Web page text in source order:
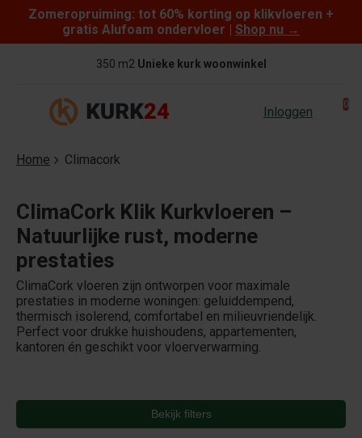
Skip to content
Zomeropruiming: tot 60% korting op klikvloeren +
gratis Alufoam ondervloer | Shop nu →
350 m2 Unieke kurk woonwinkel
Inloggen 0
Home Climacork
ClimaCork Klik Kurkvloeren –
Natuurlijke rust, moderne
prestaties
ClimaCork vloeren zijn ontworpen voor maximale
prestaties in moderne woningen: geluiddempend,
thermisch isolerend, comfortabel en milieuvriendelijk.
Perfect voor drukke huishoudens, appartementen,
kantoren én geschikt voor vloerverwarming.
Bekijk filters